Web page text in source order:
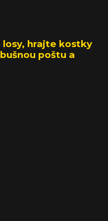
hrajte kostky
poštu a